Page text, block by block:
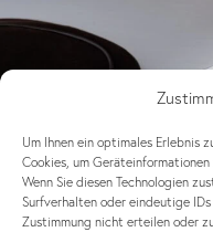
Um Ihnen ein optimales Erlebnis
Cookies, um
Wenn Sie diesen Technologien
Surfverhalten oder eindeutige
Zustimmung nicht erteilen oder